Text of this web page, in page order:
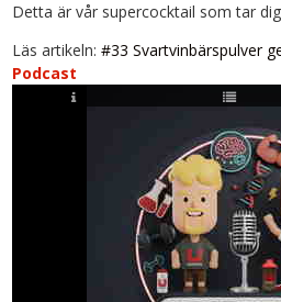
Detta är vår supercocktail som tar
Läs artikeln:#33 Svartvinbärspulver
Podcast